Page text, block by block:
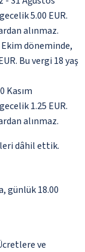
5.00 EUR.
alınmaz.
döneminde,
Bu vergi 18 yaş
Kasım
1.25 EUR.
alınmaz.
dâhil ettik.
günlük 18.00
ve